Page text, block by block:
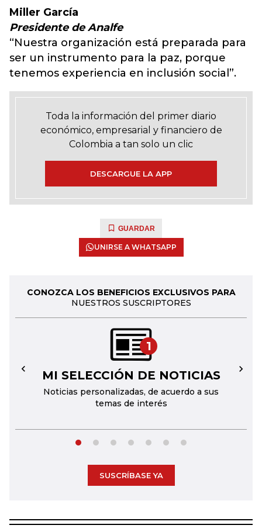
Miller García
Presidente de Analfe
“Nuestra organización está preparada para
ser un instrumento para la paz, porque
tenemos experiencia en inclusión social”.
Toda la información del primer diario
económico, empresarial y financiero de
Colombia a tan solo un clic
DESCARGUE LA APP
GUARDAR
UNIRSE A WHATSAPP
CONOZCA LOS BENEFICIOS EXCLUSIVOS PARA
NUESTROS SUSCRIPTORES
1
MI SELECCIÓN DE NOTICIAS
Noticias personalizadas, de acuerdo a sus
temas de interés
← →
SUSCRÍBASE YA